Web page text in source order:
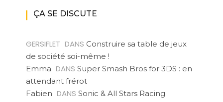
ÇA SE DISCUTE
GERSIFLET DANS Construire sa table de jeux
de société soi-même !
Emma DANS Super Smash Bros for 3DS : en
attendant frérot
Fabien DANS Sonic & All Stars Racing